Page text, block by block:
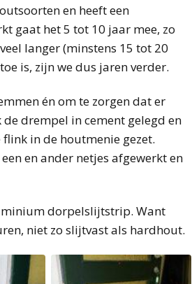
en heeft een
gaat het 5 tot 10 jaar mee, zo
langer (minstens 15 tot 20
is, zijn we dus jaren verder.
én om te zorgen dat er
drempel in cement gelegd en
in de houtmenie gezet.
en ander netjes afgewerkt en
dorpelslijtstrip. Want
niet zo slijtvast als hardhout.